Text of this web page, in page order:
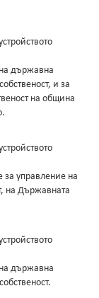
държавна
и за
на община
за управление на
на Държавната
държавна